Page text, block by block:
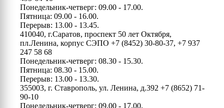
Понедельник-четверг: 09.00 - 17.00.
Пятница: 09.00 - 16.00.
Перерыв: 13.00 - 13.45.
410040, г.Саратов, проспект 50 лет Октября,
пл.Ленина, корпус СЭПО +7 (8452) 30-80-37, +7 937
247 58 68
Понедельник-четверг: 08.30 - 15.30.
Пятница: 08.30 - 15.00.
Перерыв: 13.00 - 13.30.
355003, г. Ставрополь, ул. Ленина, д.392 +7 (8652) 71-
90-10
Понедельник-четверг: 09.00 - 17.00.